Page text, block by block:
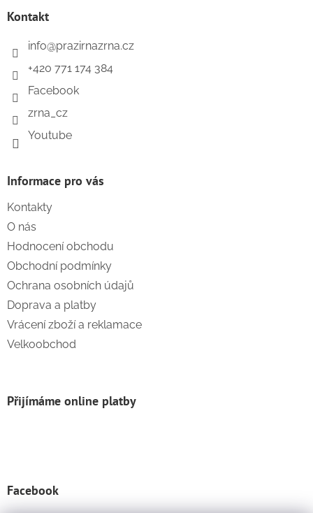
Kontakt
info@prazirnazrna.cz
+420 771 174 384
Facebook
zrna_cz
Youtube
Informace pro vás
Kontakty
O nás
Hodnocení obchodu
Obchodní podmínky
Ochrana osobních údajů
Doprava a platby
Vrácení zboží a reklamace
Velkoobchod
Přijímáme online platby
Facebook